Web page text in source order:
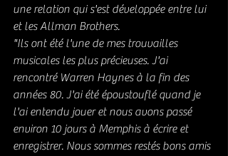
une relation qui s'est développée entre lui
et les Allman Brothers.
"Ils ont été l'une de mes trouvailles
musicales les plus précieuses. J'ai
rencontré Warren Haynes à la fin des
années 80. J'ai été époustouflé quand je
l'ai entendu jouer et nous avons passé
environ 10 jours à Memphis à écrire et
enregistrer. Nous sommes restés bons amis